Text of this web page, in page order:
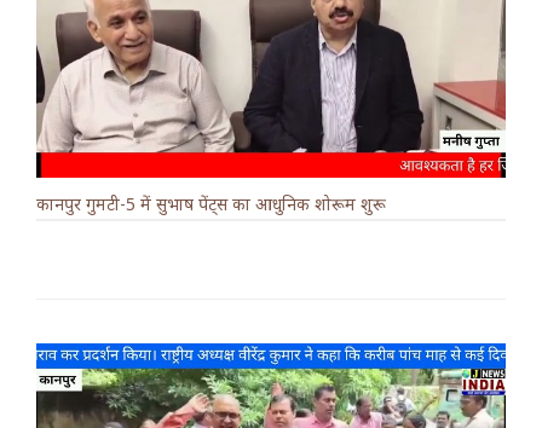
कानपुर गुमटी-5 में सुभाष पेंट्स का आधुनिक शोरूम शुरू